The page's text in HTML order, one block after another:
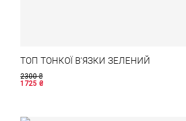
ТОП ТОНКОЇ В'ЯЗКИ ЗЕЛЕНИЙ
2300₴
1725 ₴